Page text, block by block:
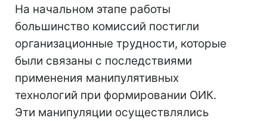
На начальном этапе работы
большинство комиссий постигли
организационные трудности, которые
были связаны с последствиями
применения манипулятивных
технологий при формировании ОИК.
Эти манипуляции осуществлялись